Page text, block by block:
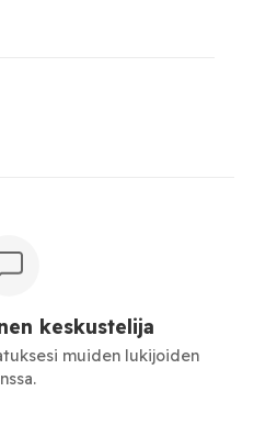
keskustelija
muiden lukijoiden